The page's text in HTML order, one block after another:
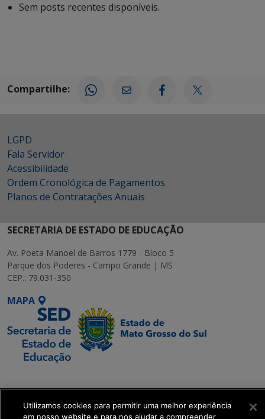
Sem posts recentes disponíveis.
Compartilhe:
LGPD
Fala Servidor
Acessibilidade
Ordem Cronológica de Pagamentos
Planos de Contratações Anuais
SECRETARIA DE ESTADO DE EDUCAÇÃO
Av. Poeta Manoel de Barros 1779 - Bloco 5
Parque dos Poderes - Campo Grande | MS
CEP.: 79.031-350
MAPA
Executiva de
Transformação Digital
Utilizamos cookies para permitir uma melhor experiência
em nosso website e para nos ajudar a compreender